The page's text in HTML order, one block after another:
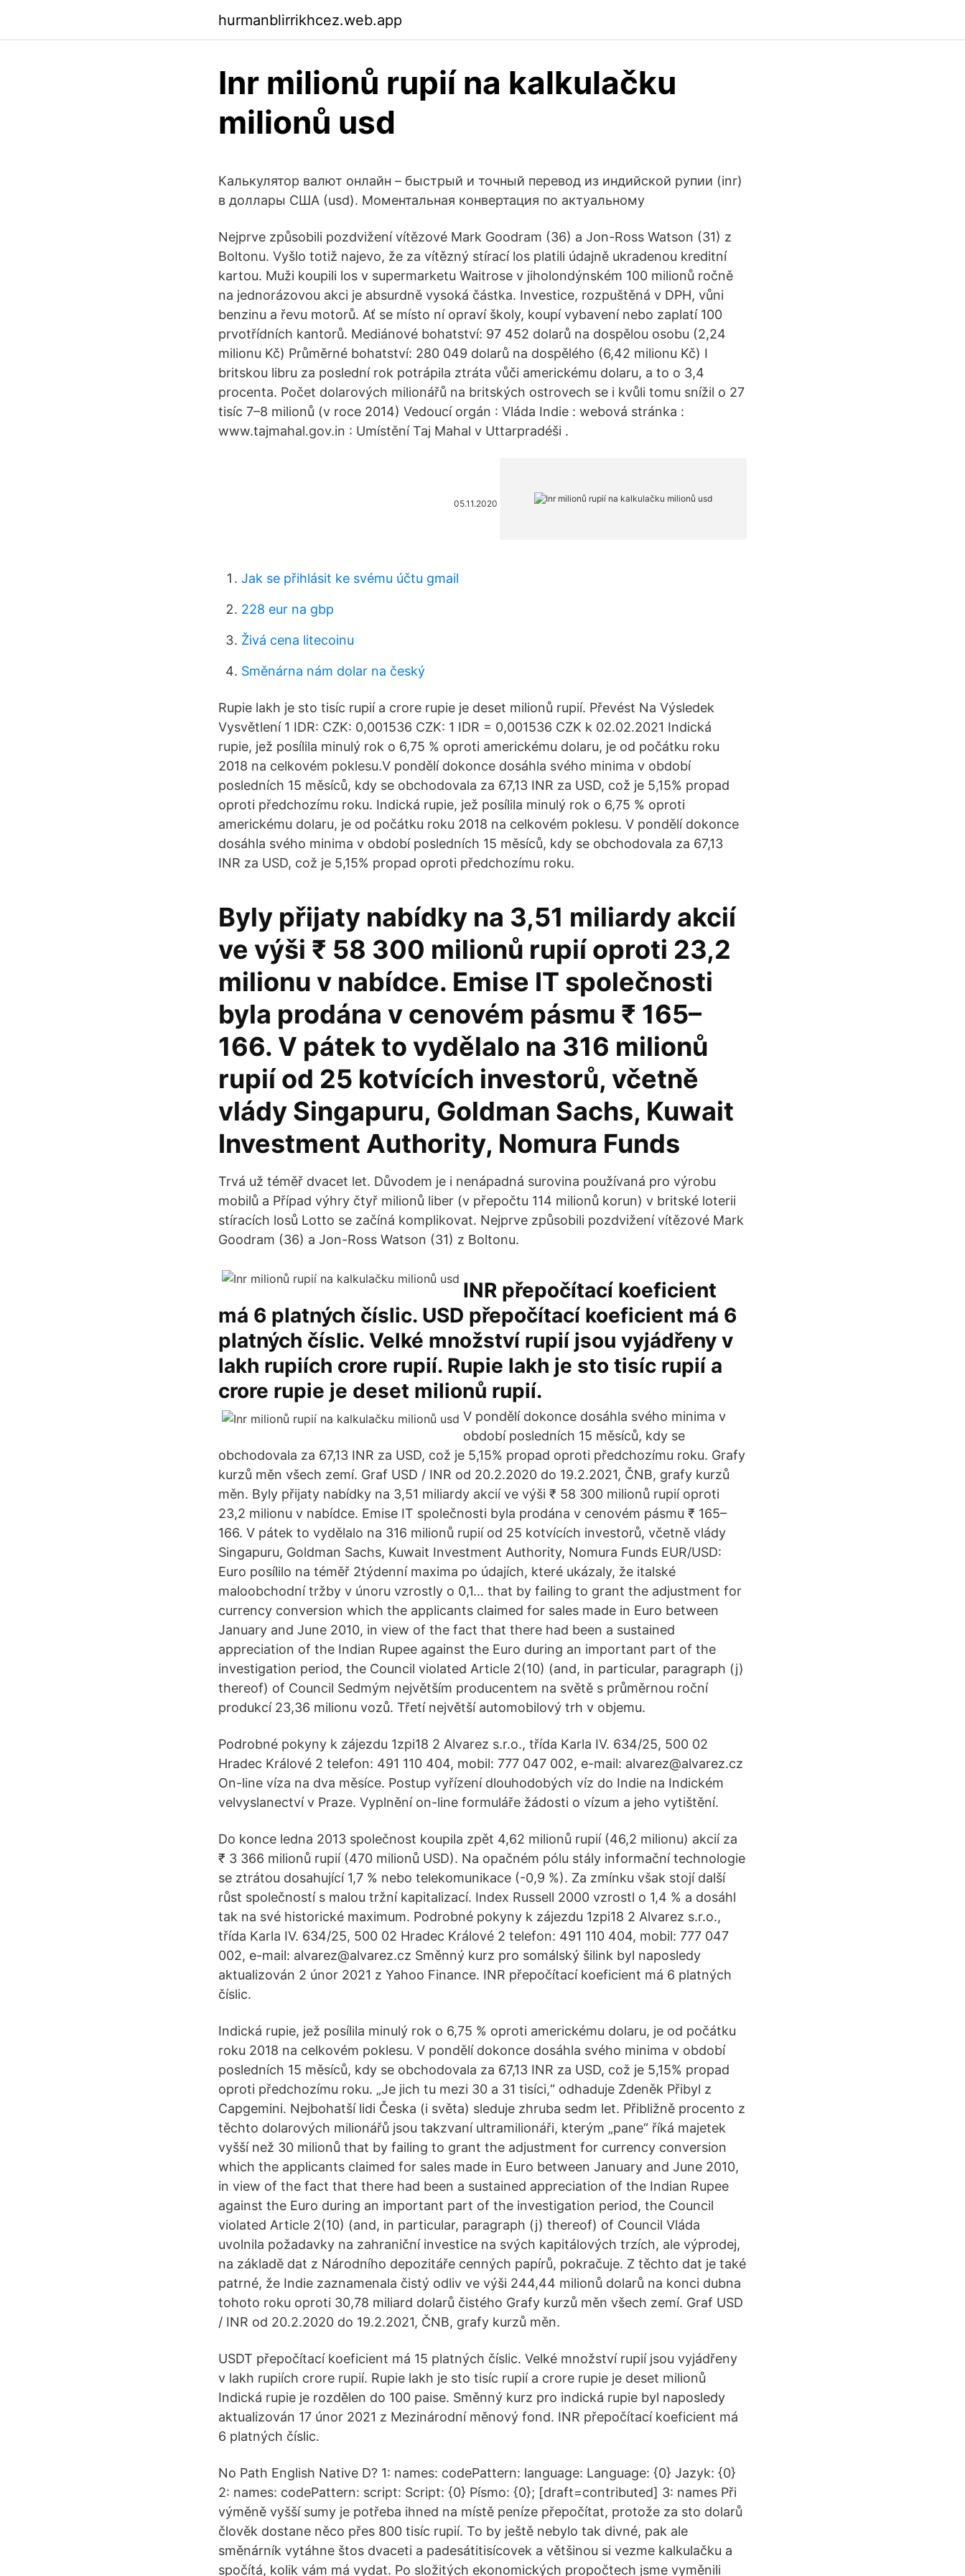
hurmanblirrikhcez.web.app
Inr milionů rupií na kalkulačku
milionů usd
Калькулятор валют онлайн – быстрый и точный перевод из индийской рупии (inr)
в доллары США (usd). Моментальная конвертация по актуальному
Nejprve způsobili pozdvižení vítězové Mark Goodram (36) a Jon-Ross Watson (31) z
Boltonu. Vyšlo totiž najevo, že za vítězný stírací los platili údajně ukradenou kreditní
kartou. Muži koupili los v supermarketu Waitrose v jiholondýnském 100 milionů ročně
na jednorázovou akci je absurdně vysoká částka. Investice, rozpuštěná v DPH, vůni
benzinu a řevu motorů. Ať se místo ní opraví školy, koupí vybavení nebo zaplatí 100
prvotřídních kantorů. Mediánové bohatství: 97 452 dolarů na dospělou osobu (2,24
milionu Kč) Průměrné bohatství: 280 049 dolarů na dospělého (6,42 milionu Kč) I
britskou libru za poslední rok potrápila ztráta vůči americkému dolaru, a to o 3,4
procenta. Počet dolarových milionářů na britských ostrovech se i kvůli tomu snížil o 27
tisíc 7–8 milionů (v roce 2014) Vedoucí orgán : Vláda Indie : webová stránka :
www.tajmahal.gov.in : Umístění Taj Mahal v Uttarpradéši .
05.11.2020
Jak se přihlásit ke svému účtu gmail
228 eur na gbp
Živá cena litecoinu
Směnárna nám dolar na český
Rupie lakh je sto tisíc rupií a crore rupie je deset milionů rupií. Převést Na Výsledek
Vysvětlení 1 IDR: CZK: 0,001536 CZK: 1 IDR = 0,001536 CZK k 02.02.2021 Indická
rupie, jež posílila minulý rok o 6,75 % oproti americkému dolaru, je od počátku roku
2018 na celkovém poklesu.V pondělí dokonce dosáhla svého minima v období
posledních 15 měsíců, kdy se obchodovala za 67,13 INR za USD, což je 5,15% propad
oproti předchozímu roku. Indická rupie, jež posílila minulý rok o 6,75 % oproti
americkému dolaru, je od počátku roku 2018 na celkovém poklesu. V pondělí dokonce
dosáhla svého minima v období posledních 15 měsíců, kdy se obchodovala za 67,13
INR za USD, což je 5,15% propad oproti předchozímu roku.
Byly přijaty nabídky na 3,51 miliardy akcií
ve výši ₹ 58 300 milionů rupií oproti 23,2
milionu v nabídce. Emise IT společnosti
byla prodána v cenovém pásmu ₹ 165–
166. V pátek to vydělalo na 316 milionů
rupií od 25 kotvících investorů, včetně
vlády Singapuru, Goldman Sachs, Kuwait
Investment Authority, Nomura Funds
Trvá už téměř dvacet let. Důvodem je i nenápadná surovina používaná pro výrobu
mobilů a Případ výhry čtyř milionů liber (v přepočtu 114 milionů korun) v britské loterii
stíracích losů Lotto se začíná komplikovat. Nejprve způsobili pozdvižení vítězové Mark
Goodram (36) a Jon-Ross Watson (31) z Boltonu.
INR přepočítací koeficient
má 6 platných číslic. USD přepočítací koeficient má 6
platných číslic. Velké množství rupií jsou vyjádřeny v
lakh rupiích crore rupií. Rupie lakh je sto tisíc rupií a
crore rupie je deset milionů rupií.
V pondělí dokonce dosáhla svého minima v
období posledních 15 měsíců, kdy se
obchodovala za 67,13 INR za USD, což je 5,15% propad oproti předchozímu roku. Grafy
kurzů měn všech zemí. Graf USD / INR od 20.2.2020 do 19.2.2021, ČNB, grafy kurzů
měn. Byly přijaty nabídky na 3,51 miliardy akcií ve výši ₹ 58 300 milionů rupií oproti
23,2 milionu v nabídce. Emise IT společnosti byla prodána v cenovém pásmu ₹ 165–
166. V pátek to vydělalo na 316 milionů rupií od 25 kotvících investorů, včetně vlády
Singapuru, Goldman Sachs, Kuwait Investment Authority, Nomura Funds EUR/USD:
Euro posílilo na téměř 2týdenní maxima po údajích, které ukázaly, že italské
maloobchodní tržby v únoru vzrostly o 0,1… that by failing to grant the adjustment for
currency conversion which the applicants claimed for sales made in Euro between
January and June 2010, in view of the fact that there had been a sustained
appreciation of the Indian Rupee against the Euro during an important part of the
investigation period, the Council violated Article 2(10) (and, in particular, paragraph (j)
thereof) of Council Sedmým největším producentem na světě s průměrnou roční
produkcí 23,36 milionu vozů. Třetí největší automobilový trh v objemu.
Podrobné pokyny k zájezdu 1zpi18 2 Alvarez s.r.o., třída Karla IV. 634/25, 500 02
Hradec Králové 2 telefon: 491 110 404, mobil: 777 047 002, e-mail: alvarez@alvarez.cz
On-line víza na dva měsíce. Postup vyřízení dlouhodobých víz do Indie na Indickém
velvyslanectví v Praze. Vyplnění on-line formuláře žádosti o vízum a jeho vytištění.
Do konce ledna 2013 společnost koupila zpět 4,62 milionů rupií (46,2 milionu) akcií za
₹ 3 366 milionů rupií (470 milionů USD). Na opačném pólu stály informační technologie
se ztrátou dosahující 1,7 % nebo telekomunikace (-0,9 %). Za zmínku však stojí další
růst společností s malou tržní kapitalizací. Index Russell 2000 vzrostl o 1,4 % a dosáhl
tak na své historické maximum. Podrobné pokyny k zájezdu 1zpi18 2 Alvarez s.r.o.,
třída Karla IV. 634/25, 500 02 Hradec Králové 2 telefon: 491 110 404, mobil: 777 047
002, e-mail: alvarez@alvarez.cz Směnný kurz pro somálský šilink byl naposledy
aktualizován 2 únor 2021 z Yahoo Finance. INR přepočítací koeficient má 6 platných
číslic.
Indická rupie, jež posílila minulý rok o 6,75 % oproti americkému dolaru, je od počátku
roku 2018 na celkovém poklesu. V pondělí dokonce dosáhla svého minima v období
posledních 15 měsíců, kdy se obchodovala za 67,13 INR za USD, což je 5,15% propad
oproti předchozímu roku. „Je jich tu mezi 30 a 31 tisíci,“ odhaduje Zdeněk Přibyl z
Capgemini. Nejbohatší lidi Česka (i světa) sleduje zhruba sedm let. Přibližně procento z
těchto dolarových milionářů jsou takzvaní ultramilionáři, kterým „pane“ říká majetek
vyšší než 30 milionů that by failing to grant the adjustment for currency conversion
which the applicants claimed for sales made in Euro between January and June 2010,
in view of the fact that there had been a sustained appreciation of the Indian Rupee
against the Euro during an important part of the investigation period, the Council
violated Article 2(10) (and, in particular, paragraph (j) thereof) of Council Vláda
uvolnila požadavky na zahraniční investice na svých kapitálových trzích, ale výprodej,
na základě dat z Národního depozitáře cenných papírů, pokračuje. Z těchto dat je také
patrné, že Indie zaznamenala čistý odliv ve výši 244,44 milionů dolarů na konci dubna
tohoto roku oproti 30,78 miliard dolarů čistého Grafy kurzů měn všech zemí. Graf USD
/ INR od 20.2.2020 do 19.2.2021, ČNB, grafy kurzů měn.
USDT přepočítací koeficient má 15 platných číslic. Velké množství rupií jsou vyjádřeny
v lakh rupiích crore rupií. Rupie lakh je sto tisíc rupií a crore rupie je deset milionů
Indická rupie je rozdělen do 100 paise. Směnný kurz pro indická rupie byl naposledy
aktualizován 17 únor 2021 z Mezinárodní měnový fond. INR přepočítací koeficient má
6 platných číslic.
No Path English Native D? 1: names: codePattern: language: Language: {0} Jazyk: {0}
2: names: codePattern: script: Script: {0} Písmo: {0}; [draft=contributed] 3: names Při
výměně vyšší sumy je potřeba ihned na místě peníze přepočítat, protože za sto dolarů
člověk dostane něco přes 800 tisíc rupií. To by ještě nebylo tak divné, pak ale
směnárník vytáhne štos dvaceti a padesátitisícovek a většinou si vezme kalkulačku a
spočítá, kolik vám má vydat. Po složitých ekonomických propočtech jsme vyměnili